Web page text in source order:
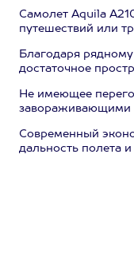
Самолет Aquila
путешествий или
Благодаря
достаточное
Не имеющее
завораживающими
Современный
дальность полета